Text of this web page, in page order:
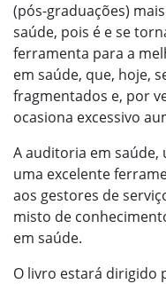
(pós-graduações)
saúde, pois é e se
ferramenta para a
em saúde, que, hoje,
fragmentados e, por
ocasiona excessivo
A auditoria em saúde,
uma excelente
aos gestores de
misto de
em saúde.
O livro estará dirigido